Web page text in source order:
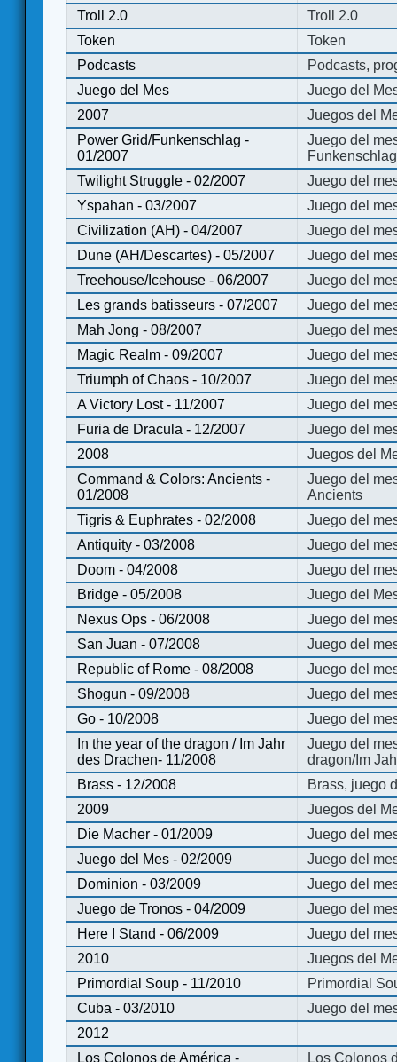
Troll 2.0
Troll 2.0
Token
Token
Podcasts
Podcasts,
Juego del Mes
Juego del
2007
Juegos del
Power Grid/Funkenschlag -
01/2007
Juego del
Twilight Struggle - 02/2007
Juego del
Yspahan - 03/2007
Juego del
Civilization (AH) - 04/2007
Juego del
Dune (AH/Descartes) - 05/2007
Juego del
Treehouse/Icehouse - 06/2007
Juego del
Les grands batisseurs - 07/2007
Juego del
Mah Jong - 08/2007
Juego del
Magic Realm - 09/2007
Juego del
Triumph of Chaos - 10/2007
Juego del
A Victory Lost - 11/2007
Juego del
Furia de Dracula - 12/2007
Juego del
2008
Juegos del
Command & Colors: Ancients -
01/2008
Juego del
Ancients
Tigris & Euphrates - 02/2008
Juego del
Antiquity - 03/2008
Juego del
Doom - 04/2008
Juego del
Bridge - 05/2008
Juego del
Nexus Ops - 06/2008
Juego del
San Juan - 07/2008
Juego del
Republic of Rome - 08/2008
Juego del
Shogun - 09/2008
Juego del
Go - 10/2008
Juego del
In the year of the dragon / Im Jahr
des Drachen- 11/2008
Juego del
dragon/Im
Brass - 12/2008
Brass, juego
2009
Juegos del
Die Macher - 01/2009
Juego del
Juego del Mes - 02/2009
Juego del
Dominion - 03/2009
Juego del
Juego de Tronos - 04/2009
Juego del
Here I Stand - 06/2009
Juego del
2010
Juegos del
Primordial Soup - 11/2010
Primordial
Cuba - 03/2010
Juego del
2012
Los Colonos de América -
Los Colonos